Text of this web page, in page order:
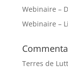
Webinaire –
Webinaire –
Terres de